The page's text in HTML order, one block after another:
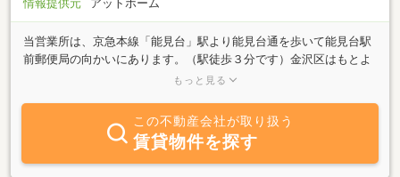
情報提供元
アットホーム
当営業所は、京急本線「能見台」駅より能見台通を歩いて能見台駅
前郵便局の向かいにあります。（駅徒歩３分です）金沢区はもとよ
り、磯子区、港南区、栄区や横須賀方面の物件も幅広くサポートし
２名の計１０名でお待ちしております。また、英会話ができるスタ
ッフもおりますので、お気軽にお越しください。
もっと見る
この不動産会社が取り扱う
賃貸物件を探す